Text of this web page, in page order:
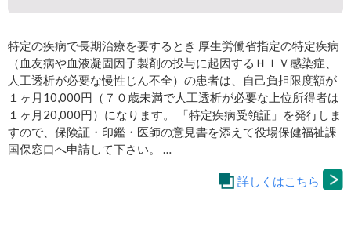
特定の疾病で長期治療を要するとき 厚生労働省指定の特定疾病
（血友病や血液凝固因子製剤の投与に起因するＨＩＶ感染症、
人工透析が必要な慢性じん不全）の患者は、自己負担限度額が
１ヶ月10,000円（７０歳未満で人工透析が必要な上位所得者は
１ヶ月20,000円）になります。 「特定疾病受領証」を発行しま
すので、保険証・印鑑・医師の意見書を添えて役場保健福祉課
国保窓口へ申請して下さい。 …
詳しくはこちら